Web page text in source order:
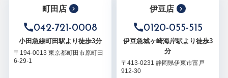
町田店
042-721-0008
小田急線町田駅より徒歩3分
〒194-0013 東京都町田市原町田
6-29-1
伊豆店
0120-055-515
伊豆急城ヶ崎海岸駅より徒歩3
分
〒413-0231 静岡県伊東市富戸
912-30